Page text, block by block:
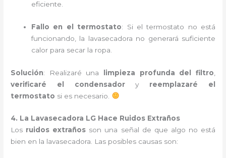
eficiente.
Fallo en el termostato: Si el termostato no está
funcionando, la lavasecadora no generará suficiente
calor para secar la ropa.
Solución: Realizaré una limpieza profunda del filtro
verificaré el condensadory reemplazaré el
termostato si es necesario.
4. La Lavasecadora LG Hace Ruidos Extraños
Los ruidos extraños son una señal de que algo no está
bien en la lavasecadora. Las posibles causas son: